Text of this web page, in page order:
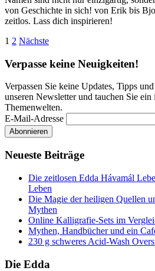
von Geschichte in sich! von Erik bis
zeitlos. Lass dich inspirieren!
Seitennummerierung
der
Beiträge
1 2 Nächste
Verpasse keine Neuigkeiten!
Verpassen Sie keine Updates, Tipps
unseren Newsletter und tauchen Sie ein
Themenwelten.
E-Mail-Adresse
Neueste Beiträge
Die zeitlosen Edda Hávamál
Leben
Die Magie der heiligen Quellen
Mythen
Online Kalligrafie‑Sets im
Mythen, Handbücher und ein
230 g schweres Acid-Wash
Die Edda